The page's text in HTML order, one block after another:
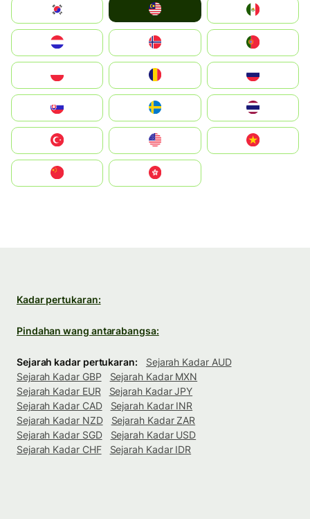
South Korea
United States
中國香港特別行政區
Kadar pertukaran:
Pindahan wang antarabangsa:
Sejarah kadar pertukaran:
Sejarah Kadar AUD
Sejarah Kadar GBP
Sejarah Kadar MXN
Sejarah Kadar EUR
Sejarah Kadar JPY
Sejarah Kadar CAD
Sejarah Kadar INR
Sejarah Kadar NZD
Sejarah Kadar ZAR
Sejarah Kadar SGD
Sejarah Kadar USD
Sejarah Kadar CHF
Sejarah Kadar IDR